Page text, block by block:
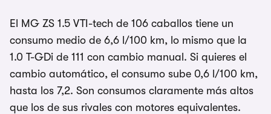
El MG ZS 1.5 VTI-tech de 106 caballos tiene un
consumo medio de 6,6 l/100 km, lo mismo que la
1.0 T-GDi de 111 con cambio manual. Si quieres el
cambio automático, el consumo sube 0,6 l/100 km,
hasta los 7,2. Son consumos claramente más altos
que los de sus rivales con motores equivalentes.